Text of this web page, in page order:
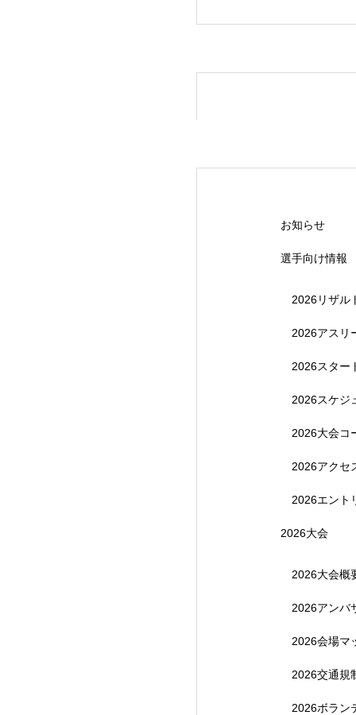
【受付終了】参
お知らせ
選手向け情報
2026リザル
2026アスリ
2026スター
2026スケジ
2026大会コ
2026アクセ
2026エント
2026大会
2026大会概
2026アンバ
2026会場マ
2026交通規
2026ボラン